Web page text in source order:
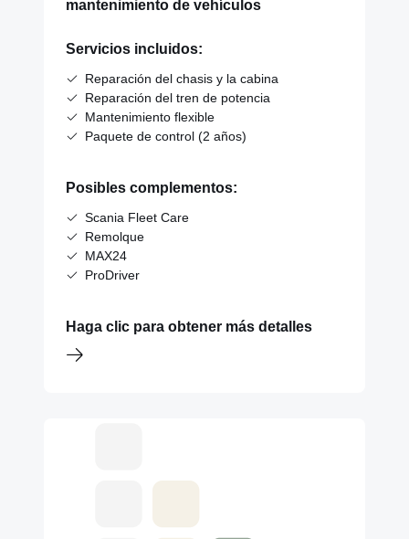
mantenimiento de vehículos
Servicios incluidos:
Reparación del chasis y la cabina
Reparación del tren de potencia
Mantenimiento flexible
Paquete de control (2 años)
Posibles complementos:
Scania Fleet Care
Remolque
MAX24
ProDriver
Haga clic para obtener más detalles